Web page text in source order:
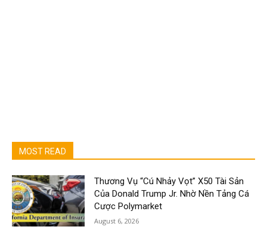
MOST READ
Thương Vụ “Cú Nhảy Vọt” X50 Tài Sản
Của Donald Trump Jr. Nhờ Nền Tảng Cá
Cược Polymarket
August 6, 2026